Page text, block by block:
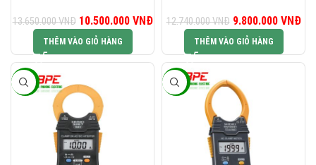
13.650.000VNĐ Giá gốc là: 13.650.000 VNĐ.
10.500.000 VNĐGiá hiện tại là: 10.500.000 VNĐ.
THÊM VÀO GIỎ HÀNG
12.740.000VNĐ
Giá gốc là:
12.740.000 VNĐ.
9.800.000 VNĐ
THÊM VÀO GIỎ HÀNG
-23% -23%